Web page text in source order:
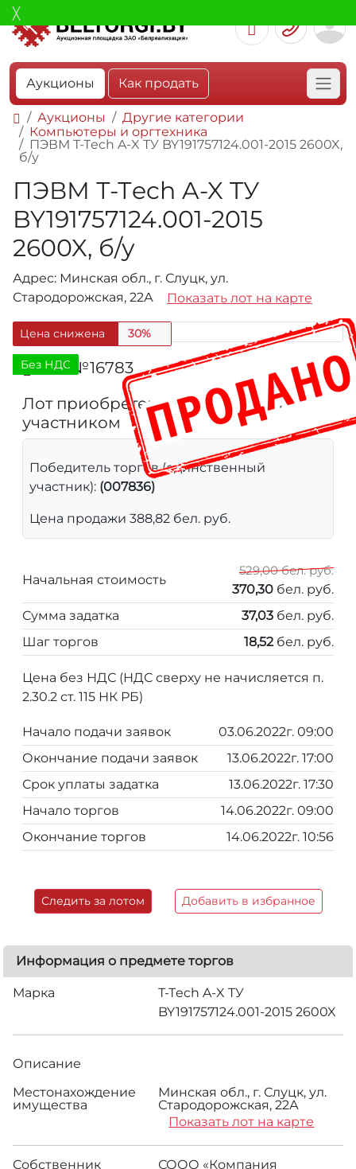
Аукционы Как продать
Аукционы
Другие категории
Компьютеры и оргтехника
ПЭВМ Т-Тech A-X TУ BY191757124.001-2015 2600X,
б/у
ПЭВМ Т-Тech A-X TУ
BY191757124.001-2015
2600X, б/у
Адрес: Минская обл., г. Слуцк, ул.
Стародорожская, 22А
Показать лот на карте
Цена снижена 30%
Без НДС
Лот №16783 1326
Лот приобретен единственным
участником
Победитель торгов (единственный
участник): (007836)
Цена продажи 388,82 бел. руб.
Начальная стоимость
529,00 бел. руб.
370,30 бел. руб.
Сумма задатка
37,03 бел. руб.
Шаг торгов
18,52 бел. руб.
Цена без НДС (НДС сверху не начисляется п.
2.30.2 ст. 115 НК РБ)
Начало подачи заявок
03.06.2022г. 09:00
Окончание подачи заявок
13.06.2022г. 17:00
Срок уплаты задатка
13.06.2022г. 17:30
Начало торгов
14.06.2022г. 09:00
Окончание торгов
14.06.2022г. 10:56
Следить за лотом Добавить в избранное
Информация о предмете торгов
Марка
Т-Тech A-X TУ
BY191757124.001-2015 2600X
Описание
Местонахождение
имущества
Минская обл., г. Слуцк, ул.
Стародорожская, 22А
Показать лот на карте
Собственник
СООО «Компания